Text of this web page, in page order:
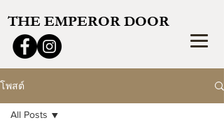
THE EMPEROR DOOR
โพสต์
All Posts